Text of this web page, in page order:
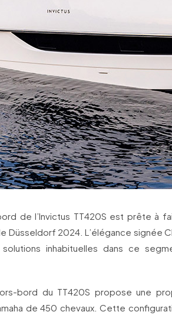
de l’Invictus TT420S est prête à
Düsseldorf 2024. L’élégance signée
inhabituelles dans ce
bord du TT420S propose une
de 450 chevaux. Cette